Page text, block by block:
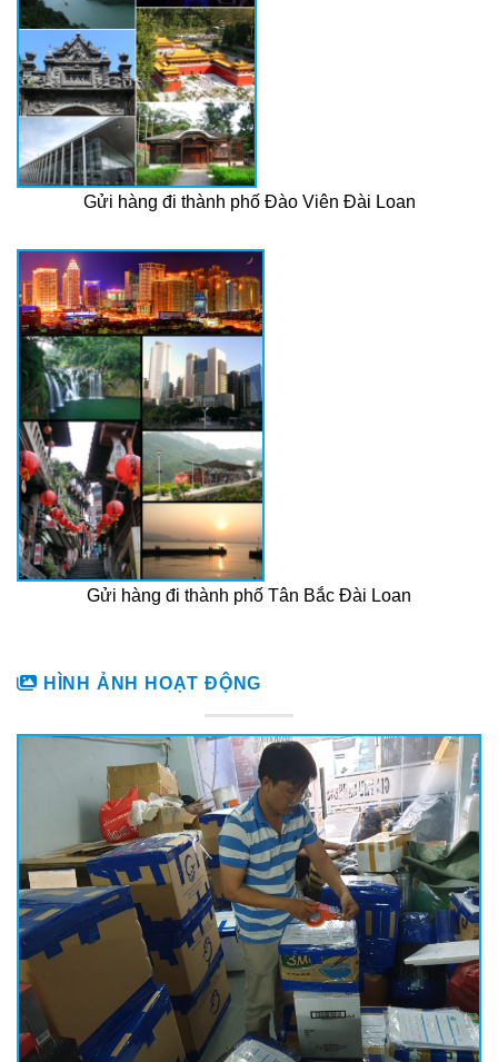
Gửi hàng đi thành phố Đào Viên Đài Loan
Gửi hàng đi thành phố Tân Bắc Đài Loan
HÌNH ẢNH HOẠT ĐỘNG